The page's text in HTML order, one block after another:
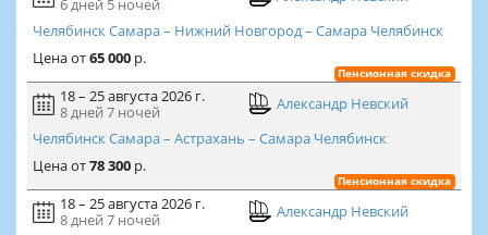
6 дней 5 ночей
Челябинск Самара – Нижний Новгород – Самара Челябинск
Ценаот65 000р.
Пенсионная скидка
18 – 25 августа 2026 г.
8 дней 7 ночей
Александр Невский
Челябинск Самара – Астрахань – Самара Челябинск
Ценаот78 300р.
Пенсионная скидка
18 – 25 августа 2026 г.
8 дней 7 ночей
Александр Невский